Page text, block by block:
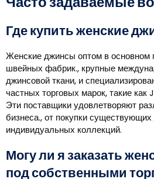
Где купить женские
Женские джинсы оптом в основном
швейных фабрик., крупные
джинсовой ткани, и
частных торговых марок, такие
Эти поставщики удовлетворяют
бизнеса., от покупки
индивидуальных коллекций.
Могу ли я заказать
под собственными